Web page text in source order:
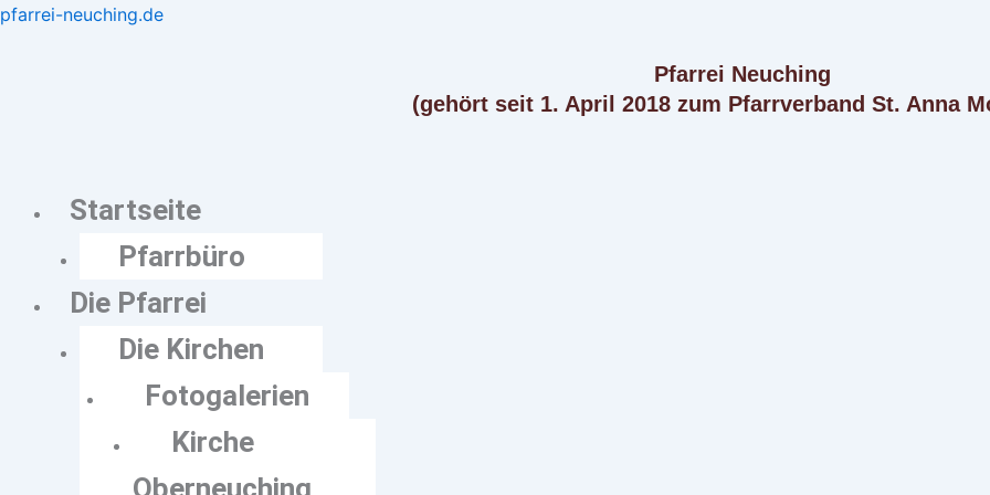
Zum
pfarrei-neuching.de
Pfarrei Neuching
(gehört seit 1. April 2018 zum Pfarrverband St. Anna
Menü
Startseite
Pfarrbüro
Die Pfarrei
Die Kirchen
Fotogalerien
Kirche
Oberneuching
Menü